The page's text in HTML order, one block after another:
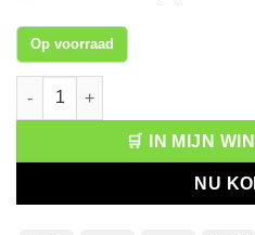
Op voorraad
Syoss Shampoo Intense Oleo
🛒 IN MIJN
NU